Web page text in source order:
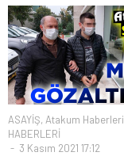
ASAYİŞ, Atakum Haberleri
HABERLERİ
3 Kasım 2021 17:12